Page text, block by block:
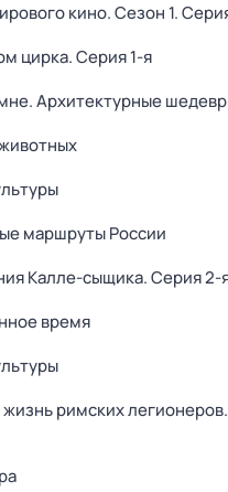
кино. Сезон 1.
цирка. Серия 1-я
Архитектурные
маршруты России
Калле-сыщика. Серия 2-
время
римских легионеров